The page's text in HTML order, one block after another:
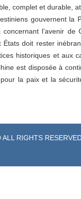
complet et durable,
gouvernent la
l’avenir de
doit rester
historiques et aux
est disposée à
la paix et la
RIGHTS